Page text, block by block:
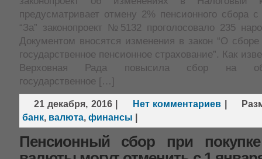
предусматривает отмену 2% пенсионного сбора
“За” законопроект №5132 проголосовало 235
Документом вносятся изменения в закон “О сборе
государственное пенсионное страхование”. Как
Верховная Рада повысила сбор на
государственное […]
21 декабря, 2016| Нет комментариев
банк, валюта, финансы
Пенсионный сбор при